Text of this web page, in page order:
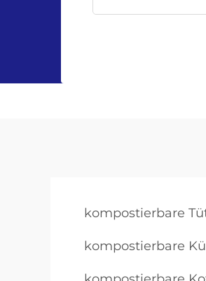
kompostierbare
kompostierbare